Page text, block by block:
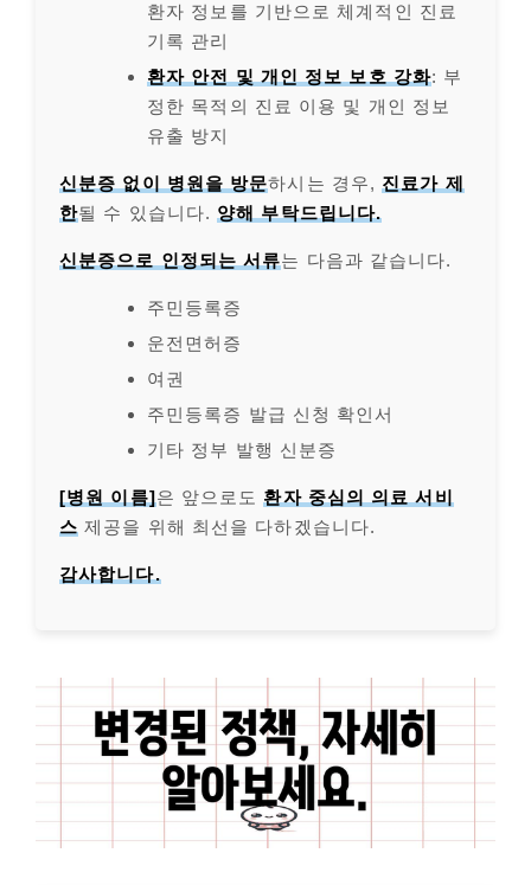
환자 정보를 기반으로 체계적인 진료
기록 관리
환자 안전 및 개인 정보 보호 강화: 부
정한 목적의 진료 이용 및 개인 정보
유출 방지
신분증 없이 병원을 방문하시는 경우, 진료가 제
한될 수 있습니다. 양해 부탁드립니다.
신분증으로 인정되는 서류는 다음과 같습니다.
주민등록증
운전면허증
여권
주민등록증 발급 신청 확인서
기타 정부 발행 신분증
[병원 이름]은 앞으로도 환자 중심의 의료 서비
스 제공을 위해 최선을 다하겠습니다.
감사합니다.